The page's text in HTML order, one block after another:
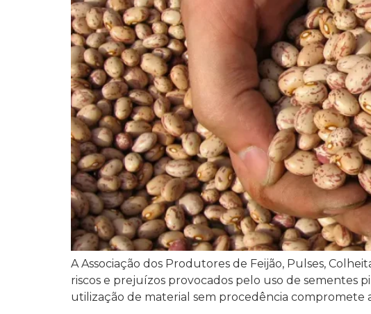
A Associação dos Produtores de Feijão, Pulses,
riscos e prejuízos provocados pelo uso de sementes
utilização de material sem procedência compromete